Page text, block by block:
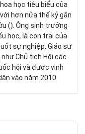
học tiêu biểu của
hơn nửa thế kỷ gắn
(). Ông sinh trưởng
học, là con trai của
sự nghiệp, Giáo sư
Chủ tịch Hội các
hội và được vinh
vào năm 2010.